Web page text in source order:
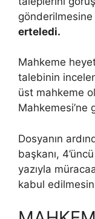
erteledi.
Mahkeme
talebinin
üst mahkeme
Mahkemesi’ne
Dosyanın
başkanı,
yazıyla
kabul